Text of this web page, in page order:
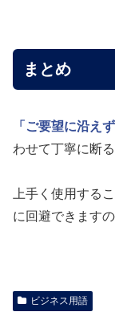
まとめ
「ご要望に沿えず
わせて丁寧に断
上手く使用する
に回避できます
ビジネス用語